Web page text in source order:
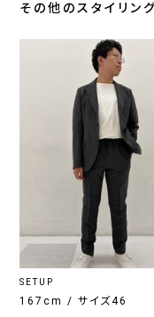
その他のスタイリン
SETUP
167cm / サイズ46